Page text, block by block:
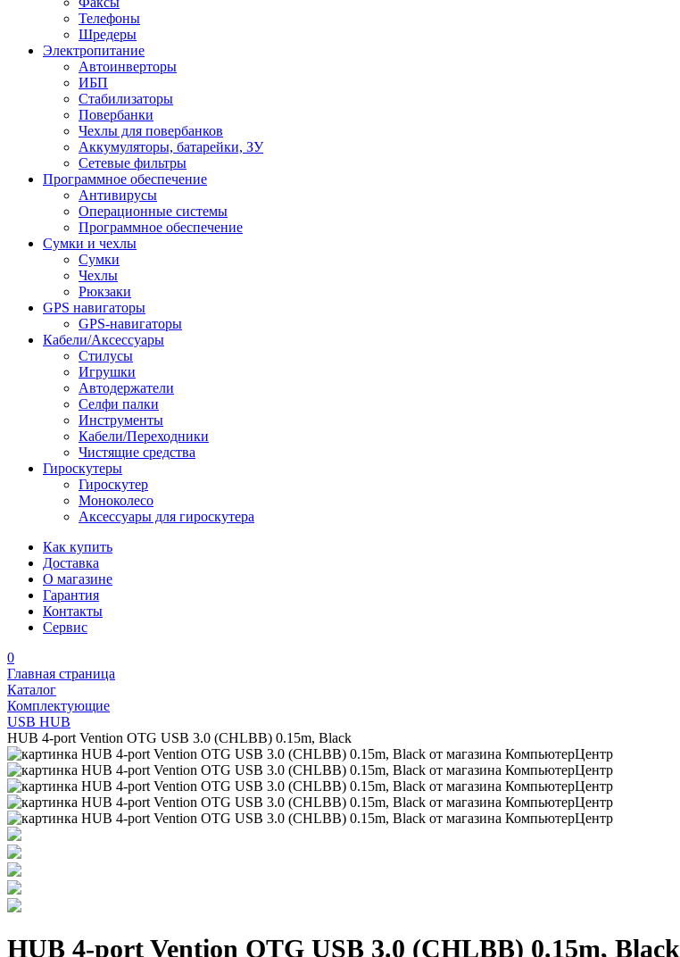
Телефоны
Шредеры
Электропитание
Автоинверторы
ИБП
Стабилизаторы
Повербанки
Чехлы для повербанков
Аккумуляторы, батарейки, ЗУ
Сетевые фильтры
Программное обеспечение
Антивирусы
Операционные системы
Программное обеспечение
Сумки и чехлы
Сумки
Чехлы
Рюкзаки
GPS навигаторы
GPS-навигаторы
Кабели/Аксессуары
Стилусы
Игрушки
Автодержатели
Селфи палки
Инструменты
Кабели/Переходники
Чистящие средства
Гироскутеры
Гироскутер
Моноколесо
Аксессуары для гироскутера
Как купить
Доставка
О магазине
Гарантия
Контакты
Сервис
0
Главная страница
Каталог
Комплектующие
USB HUB
HUB 4-port Vention OTG USB 3.0 (CHLBB) 0.15m, Black
HUB 4-port Vention OTG USB 3.0 (CHLBB) 0.15m, Black